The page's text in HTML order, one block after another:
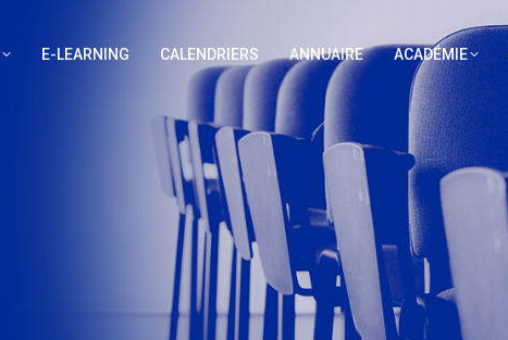
E-LEARNING CALENDRIERS ANNUAIRE ACADÉMIE